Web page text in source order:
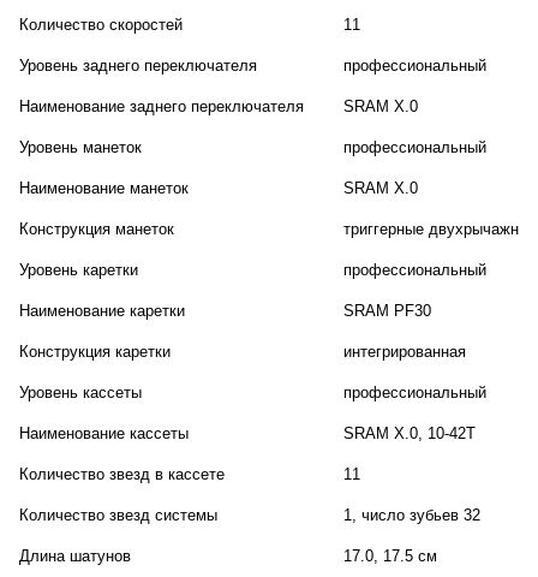
Количество скоростей 11
Уровень заднего переключателя профессиональный
Наименование заднего переключателя SRAM X.0
Уровень манеток профессиональный
Наименование манеток SRAM X.0
Конструкция манеток триггерные двухрычажные
Уровень каретки профессиональный
Наименование каретки SRAM PF30
Конструкция каретки интегрированная
Уровень кассеты профессиональный
Наименование кассеты SRAM X.0, 10-42T
Количество звезд в кассете 11
Количество звезд системы 1, число зубьев 32
Длина шатунов 17.0, 17.5 см